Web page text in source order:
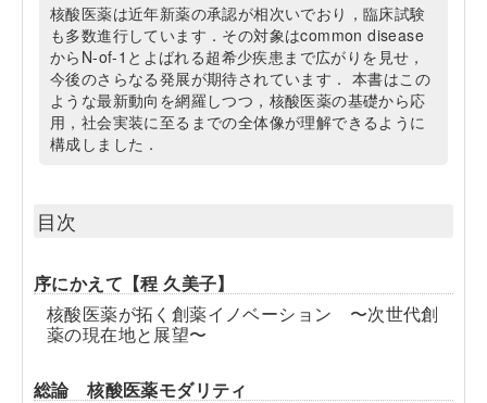
核酸医薬は近年新薬の承認が相次いでおり，臨床試験
も多数進行しています．その対象はcommon disease
からN-of-1とよばれる超希少疾患まで広がりを見せ，
今後のさらなる発展が期待されています． 本書はこの
ような最新動向を網羅しつつ，核酸医薬の基礎から応
用，社会実装に至るまでの全体像が理解できるように
構成しました．
目次
序にかえて【程 久美子】
核酸医薬が拓く創薬イノベーション 〜次世代創
薬の現在地と展望〜
総論 核酸医薬モダリティ